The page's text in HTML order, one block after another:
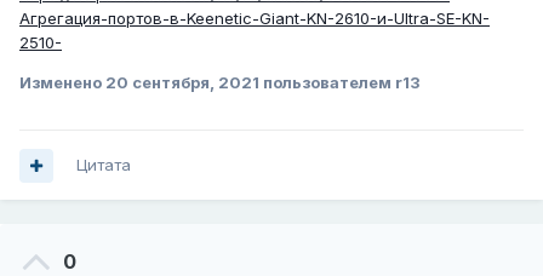
Спасибо.
Агрегация-портов-в-Keenetic-Giant-KN-2610-и-Ultra-SE-KN-
2510-
Изменено 20 сентября, 2021 пользователем r13
Цитата
0